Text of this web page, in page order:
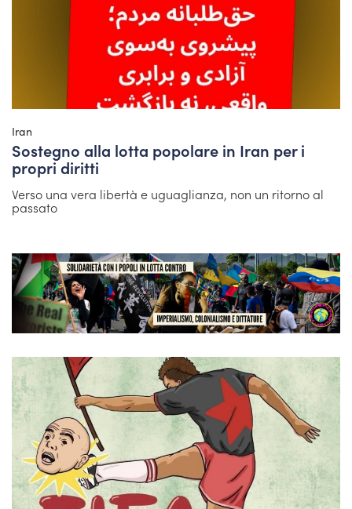
Iran
Sostegno alla lotta popolare in Iran per i
propri diritti
Verso una vera libertà e uguaglianza, non un ritorno al
passato